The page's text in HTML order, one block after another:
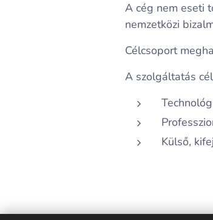
A cég nem eseti
nemzetközi
Célcsoport
A szolgáltatás
Külső,